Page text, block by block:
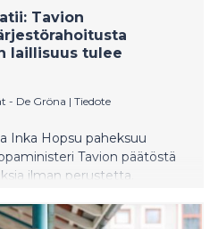
Tavion
laillisuus tulee
- De Gröna | Tiedote
Inka Hopsu paheksuu
Tavion päätöstä
ilman perustetta.